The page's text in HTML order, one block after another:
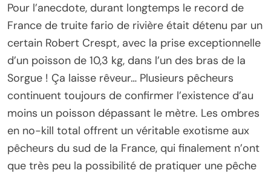
Pour l’anecdote, durant longtemps le record de
France de truite fario de rivière était détenu par un
certain Robert Crespt, avec la prise exceptionnelle
d’un poisson de 10,3 kg, dans l’un des bras de la
Sorgue ! Ça laisse rêveur… Plusieurs pêcheurs
continuent toujours de confirmer l’existence d’au
moins un poisson dépassant le mètre. Les ombres
en no-kill total offrent un véritable exotisme aux
pêcheurs du sud de la France, qui finalement n’ont
que très peu la possibilité de pratiquer une pêche